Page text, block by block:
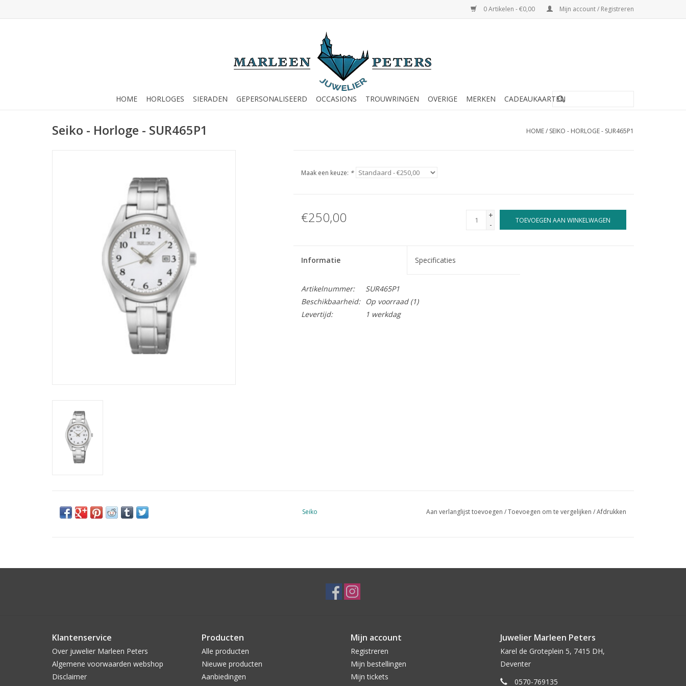
0 Artikelen - €0,00 Mijn account / Registreren
HOME HORLOGES SIERADEN GEPERSONALISEERD OCCASIONS TROUWRINGEN OVERIGE MERKEN CADEAUKAARTEN
Seiko - Horloge - SUR465P1 HOME/ SEIKO - HORLOGE - SUR465P1
Maak een keuze: *
€250,00
+
-
TOEVOEGEN AAN WINKELWAGEN
Informatie Specificaties
Artikelnummer:
SUR465P1
Beschikbaarheid:
Op voorraad(1)
Levertijd:
1 werkdag
Seiko Aan verlanglijst toevoegen /Toevoegen om te vergelijken /Afdrukken
Klantenservice
Over juwelier Marleen Peters
Algemene voorwaarden webshop
Disclaimer
Producten
Alle producten
Nieuwe producten
Aanbiedingen
Mijn account
Registreren
Mijn bestellingen
Mijn tickets
Juwelier Marleen Peters
Karel de Groteplein 5, 7415 DH,
Deventer
0570-769135